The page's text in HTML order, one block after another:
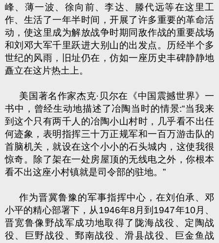
峰、薄一波、徐向前、李达、滕代远等在这里工
作、生活了一年半时间，开展了许多重要的革命活
动，使这里成为解放战争时期同敌作战的重要战场
和刘邓大军千里跃进大别山的出发点。历经半个多
世纪的风雨，旧址仍在，仿如一座历史丰碑静静地
矗立在这片热土上。
美国著名作家杰克· 贝尔在《中国震撼世界》一
书中，曾经生动地描述了冶陶当时的情景:“当我来
到这个只有两千人的冶陶小山村时，几乎看不出任
何迹象，表明指挥三十万正规军和一百万游击队的
首脑机关，就设在这个小小的石头城内，这使我很
惊奇。除了架在一处房屋顶的无线电之外，你根本
看不出这座小村镇就是司令部的驻地。 ”
作为晋冀鲁豫的军事指挥中心，在刘伯承、邓
小平的精心部署下，从1946年8 月到 1947年10 月、
晋宽鲁像野战军成功地取得了陇海战役、定陶战
役、巨野战役、鄄南战役、滑县战役、巨金鱼战